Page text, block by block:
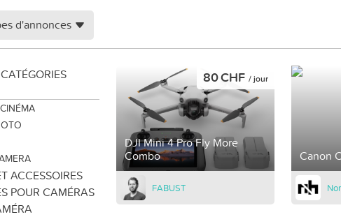
d'annonces
ACCESSOIRES
POUR CAMÉRAS
DJI Mini 4 Pro Fly More
Combo
80 CHF / jour
FABUST
Canon